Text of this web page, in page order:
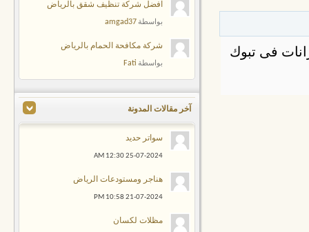
فى تبوك
افضل شركة تنظيف شقق بالرياض
بواسطةamgad37
شركة مكافحة الحمام بالرياض
بواسطة Fati
آخر مقالات المدونة
سواتر حديد
25-07-2024
12:30 AM
هناجر ومستودعات الرياض
21-07-2024
10:58 PM
مظلات لكسان